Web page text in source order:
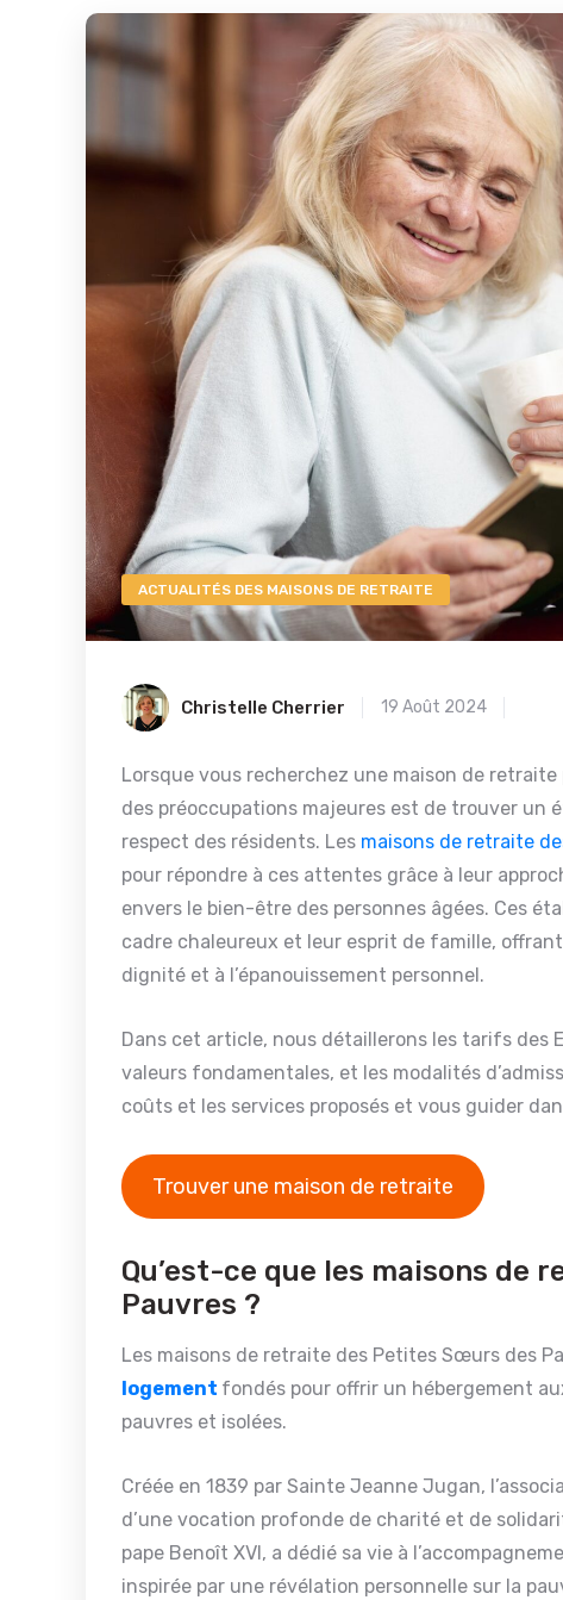
ACTUALITÉS DES MAISONS DE RETRAITE
Christelle Cherrier 19 Août 2024
Lorsque vous recherchez une maison de
des préoccupations majeures est de trouver un
respect des résidents. Les maisons de retraite
pour répondre à ces attentes grâce à leur
envers le bien-être des personnes âgées. Ces
cadre chaleureux et leur esprit de famille,
dignité et à l’épanouissement personnel.
Dans cet article, nous détaillerons les tarifs des
valeurs fondamentales, et les modalités
coûts et les services proposés et vous guider
Trouver une maison de retraite
Qu’est-ce que les maisons de
Pauvres ?
Les maisons de retraite des Petites Sœurs des
logement fondés pour offrir un hébergement
pauvres et isolées.
Créée en 1839 par Sainte Jeanne Jugan,
d’une vocation profonde de charité et de
pape Benoît XVI, a dédié sa vie à
inspirée par une révélation personnelle sur la